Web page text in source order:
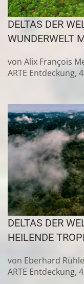
DELTAS DER
WUNDERWELT
von Alix François
ARTE Entdeckung,
DELTAS DER
HEILENDE
von Eberhard
ARTE Entdeckung,